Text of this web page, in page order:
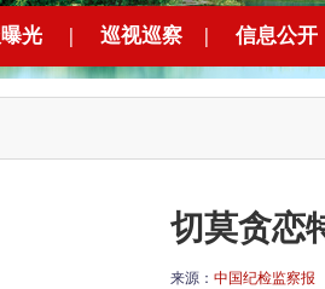
光 | 巡视巡察 | 信息公开
切莫贪恋
来源： 中国纪检监察报